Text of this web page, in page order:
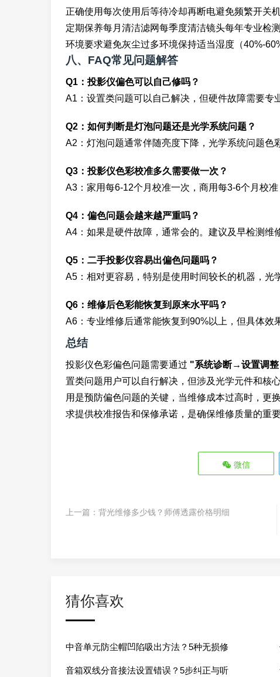
正确使用每次使用后等待冷却再断电避免频繁开关
定期保养每月清洁滤网每季度清洁镜头每年专业检
环境要求避免灰尘过多环境保持适当湿度（40%-
八、FAQ常见问题解答
Q1：投影仪偏色可以自己修吗？
A1：设置类问题可以自己解决，但硬件故障需要专
Q2：如何判断是灯泡问题还是光学系统问题？
A2：灯泡问题通常伴随亮度下降，光学系统问题色
Q3：投影仪色彩校准多久需要做一次？
A3：家用每6-12个月校准一次，商用每3-6个月校准
Q4：偏色问题会越来越严重吗？
A4：如果是硬件故障，通常会的。建议及早检测维
Q5：二手投影仪容易出偏色问题吗？
A5：相对更容易，特别是使用时间较长的机器，光
Q6：维修后色彩能恢复到原来水平吗？
A6：专业维修后通常能恢复到90%以上，但具体效
总结
投影仪色彩偏色问题需要通过 "系统诊断→设置调
置类问题用户可以自行解决，但涉及光学元件和核
用是预防偏色问题的关键，当维修成本过高时，更
求提供校准报告和保修承诺，是确保维修质量的重要
微信
上一篇： 背光维修多少钱？师傅透露价格明细
猜你喜欢
中音单元防尘帽凹陷吸出方法？5种无损修
音箱双线分音接法设置错误？5步纠正与听